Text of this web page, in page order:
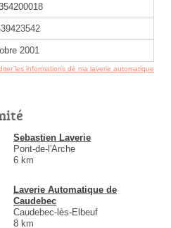
2001
les informations de ma laverie automatique
Sebastien Laverie
Pont-de-l'Arche
6 km
Laverie Automatique de
Caudebec
Caudebec-lès-Elbeuf
8 km